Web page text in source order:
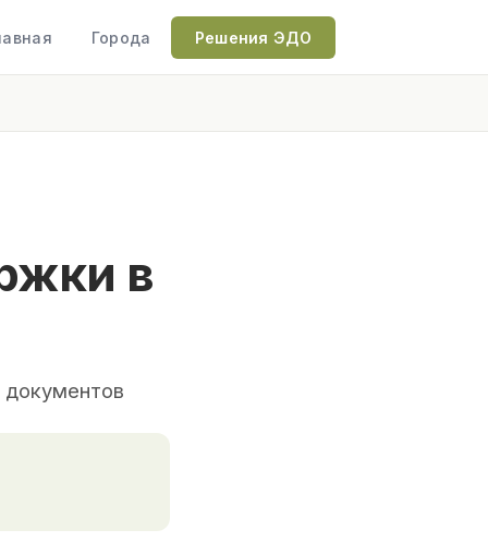
Города Решения ЭДО
в
документов